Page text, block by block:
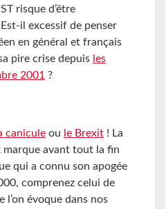
risque d’être
il excessif de penser
en général et français
pire crise depuis les
2001 ?
canicule ou le Brexit ! La
marque avant tout la fin
qui a connu son apogée
comprenez celui de
l’on évoque dans nos